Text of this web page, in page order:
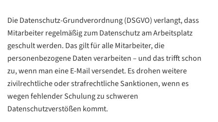
Die Datenschutz-Grundverordnung (DSGVO) verlangt, dass
Mitarbeiter regelmäßig zum Datenschutz am Arbeitsplatz
geschult werden. Das gilt für alle Mitarbeiter, die
personenbezogene Daten verarbeiten – und das trifft schon
zu, wenn man eine E-Mail versendet. Es drohen weitere
zivilrechtliche oder strafrechtliche Sanktionen, wenn es
wegen fehlender Schulung zu schweren
Datenschutzverstößen kommt.